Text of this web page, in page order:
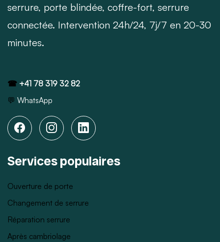
serrure, porte blindée, coffre-fort, serrure
connectée. Intervention 24h/24, 7j/7 en 20-30
minutes.
☎ +41 78 319 32 82
💬 WhatsApp
Services populaires
Ouverture de porte
Changement de serrure
Réparation serrure
Après cambriolage